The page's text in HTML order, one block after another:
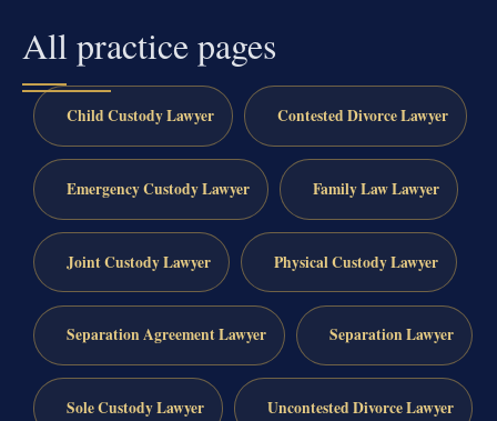
All practice pages
Child Custody Lawyer Contested Divorce Lawyer
Emergency Custody Lawyer Family Law Lawyer
Joint Custody Lawyer Physical Custody Lawyer
Separation Agreement Lawyer Separation Lawyer
Sole Custody Lawyer Uncontested Divorce Lawyer